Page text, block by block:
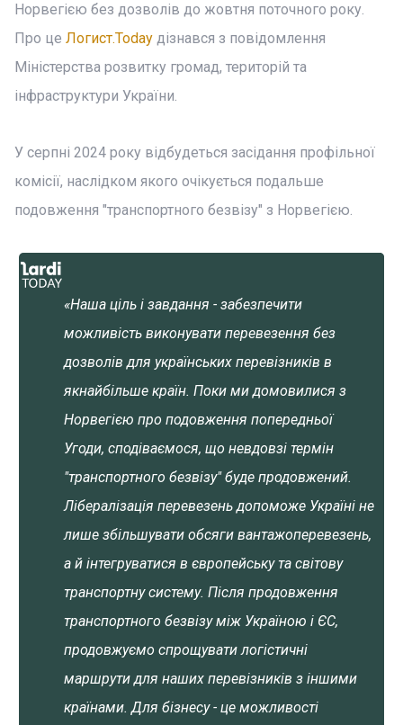
Норвегією без дозволів до жовтня поточного року.
Про це Логист.Today дізнався з повідомлення
Міністерства розвитку громад, територій та
інфраструктури України.
У серпні 2024 року відбудеться засідання профільної
комісії, наслідком якого очікується подальше
подовження "транспортного безвізу" з Норвегією.
«Наша ціль і завдання - забезпечити
можливість виконувати перевезення без
дозволів для українських перевізників в
якнайбільше країн. Поки ми домовилися з
Норвегією про подовження попередньої
Угоди, сподіваємося, що невдовзі термін
"транспортного безвізу" буде продовжений.
Лібералізація перевезень допоможе Україні не
лише збільшувати обсяги вантажоперевезень,
а й інтегруватися в європейську та світову
транспортну систему. Після продовження
транспортного безвізу між Україною і ЄС,
продовжуємо спрощувати логістичні
маршрути для наших перевізників з іншими
країнами. Для бізнесу - це можливості